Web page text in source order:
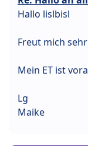
Hallo lislbisl
Freut mich
Mein ET ist
Lg
Maike